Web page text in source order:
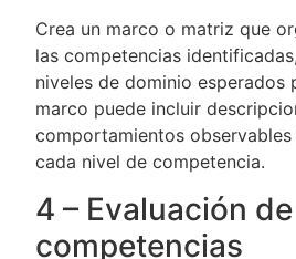
Crea un marco o matriz que
las competencias
niveles de dominio esperados
marco puede incluir
comportamientos
cada nivel de competencia.
4 – Evaluación de
competencias